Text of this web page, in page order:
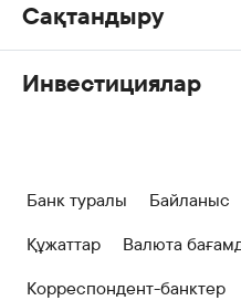
Сақтандыру
Инвестициялар
Банк туралы Байланыс
Құжаттар
Валюта
Корреспондент-банктер